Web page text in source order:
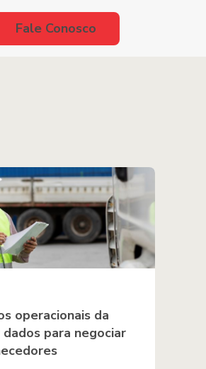
Fale Conosco
operacionais da
para negociar